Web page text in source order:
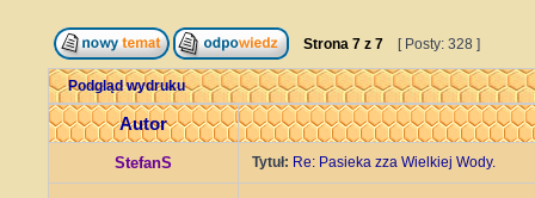
Strona 7 z 7 [ Posty: 328 ]
Podgląd wydruku
Autor
StefanS Tytuł: Re: Pasieka zza Wielkiej Wody.